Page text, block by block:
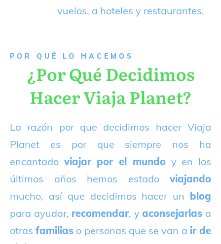
vuelos, a hoteles y restaurantes.
P OR QUÉ LO HACEMOS
¿Por Qué Decidimos
Hacer Viaja Planet?
La razón por que decidimos hacer Viaja
Planet es por que siempre nos ha
encantado viajar por el mundoy en los
últimos años hemos estado viajando
mucho, así que decidimos hacer un blog
para ayudar, recomendar, yaconsejarlas a
otrasfamilias o personas que se van a ir de